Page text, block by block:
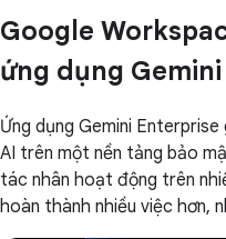
Google
ứng dụng
Ứng dụng Gemini
AI trên một nền tảng bảo
tác nhân hoạt động trên
hoàn thành nhiều việc hơn,